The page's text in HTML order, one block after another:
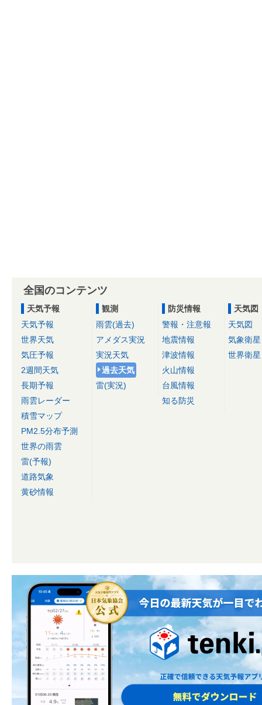
全国のコンテンツ
天気予報
天気予報
世界天気
気圧予報
2週間天気
長期予報
雨雲レーダー
積雪マップ
PM2.5分布予測
世界の雨雲
雷(予報)
道路気象
黄砂情報
観測
雨雲(過去)
アメダス実況
実況天気
過去天気
雷(実況)
防災情報
警報・注意報
地震情報
津波情報
火山情報
台風情報
知る防災
天気図
天気図
気象衛星
世界衛星